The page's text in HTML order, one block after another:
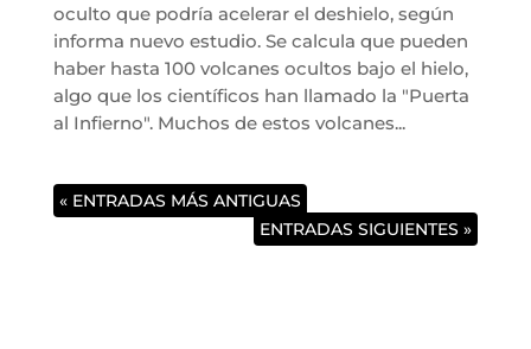
oculto que podría acelerar el deshielo, según
informa nuevo estudio. Se calcula que pueden
haber hasta 100 volcanes ocultos bajo el hielo,
algo que los científicos han llamado la "Puerta
al Infierno". Muchos de estos volcanes...
« ENTRADAS MÁS ANTIGUAS
ENTRADAS SIGUIENTES »